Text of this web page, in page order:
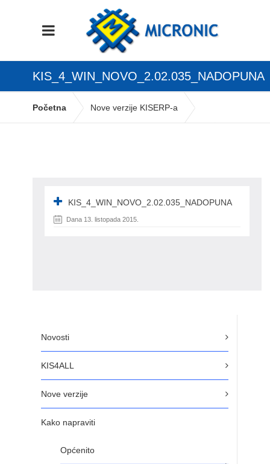
KIS_4_WIN_NOVO_2.02.035_NADOPUNA
Početna Nove verzije KISERP-a
Novosti
KIS4ALL
Nove verzije
Kako napraviti
Općenito
KIS_4_WIN_NOVO_2.02.035_NADOPUNA
Dana 13. listopada 2015.